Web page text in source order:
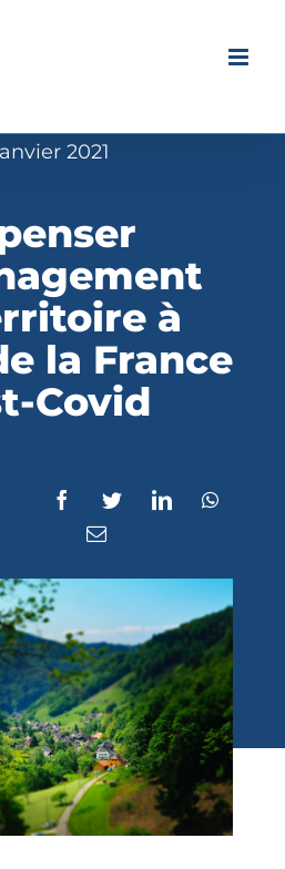
2021
à
la France
Covid